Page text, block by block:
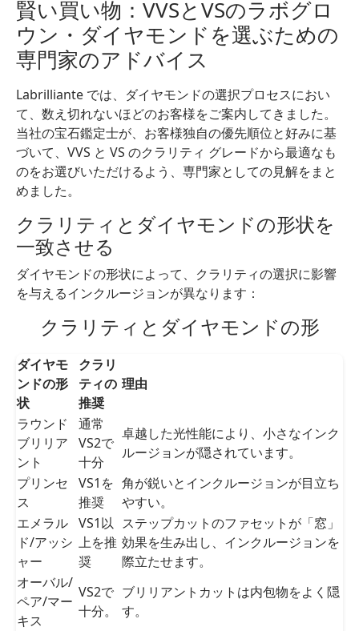
賢い買い物：VVSとVSのラボグロ
ウン・ダイヤモンドを選ぶための
専門家のアドバイス
Labrilliante では、ダイヤモンドの選択プロセスにおい
て、数え切れないほどのお客様をご案内してきました。
当社の宝石鑑定士が、お客様独自の優先順位と好みに基
づいて、VVS と VS のクラリティ グレードから最適なも
のをお選びいただけるよう、専門家としての見解をまと
めました。
クラリティとダイヤモンドの形状を
一致させる
ダイヤモンドの形状によって、クラリティの選択に影響
を与えるインクルージョンが異なります：
クラリティとダイヤモンドの形
クラリティとダイヤモンドの形
ダイヤモ
ンドの形
状
クラリ
ティの
推奨
理由
ラウンド
ブリリア
ント
通常
VS2で
十分
卓越した光性能により、小さなインク
ルージョンが隠されています。
プリンセ
ス
VS1を
推奨
角が鋭いとインクルージョンが目立ち
やすい。
エメラル
ド/アッシ
ャー
VS1以
上を推
奨
ステップカットのファセットが「窓」
効果を生み出し、インクルージョンを
際立たせます。
オーバル/
ペア/マー
キス
VS2で
十分。
ブリリアントカットは内包物をよく隠
す。